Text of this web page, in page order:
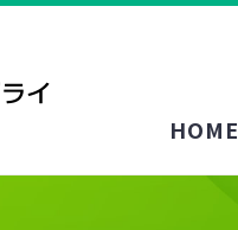
HOME